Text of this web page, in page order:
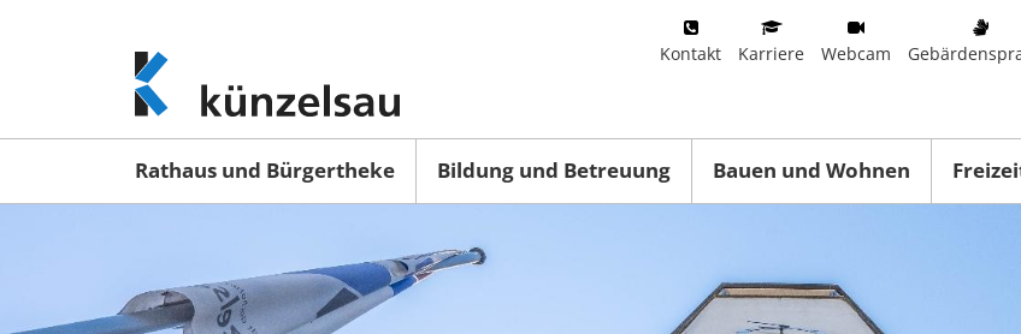
www.kuenzelsau.de
(zur
Startseite)
Kontakt Karriere Webcam
Rathaus und Bürgertheke Bildung und Betreuung Bauen und Wohnen